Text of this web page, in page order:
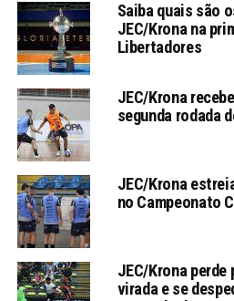
Saiba quais são
JEC/Krona na
Libertadores
JEC/Krona
segunda rodada
JEC/Krona
no Campeonato
JEC/Krona
virada e se